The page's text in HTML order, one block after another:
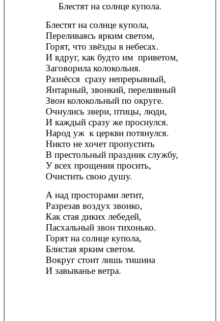
Блестят на солнце купола.
Блестят на солнце купола,
Переливаясь ярким светом,
Горят, что звёзды в небесах.
И вдруг, как будто им приветом,
Заговорила колокольня.
Разнёсся сразу непрерывный,
Янтарный, звонкий, переливный
Звон колокольный по округе.
Очнулись звери, птицы, люди,
И каждый сразу же проснулся.
Народ уж к церкви потянулся.
Никто не хочет пропустить
В престольный праздник службу,
У всех прощения просить,
Очистить свою душу.
А над просторами летит,
Разрезав воздух звонко,
Как стая диких лебедей,
Пасхальный звон тихонько.
Горят на солнце купола,
Блистая ярким светом.
Вокруг стоит лишь тишина
И завыванье ветра.